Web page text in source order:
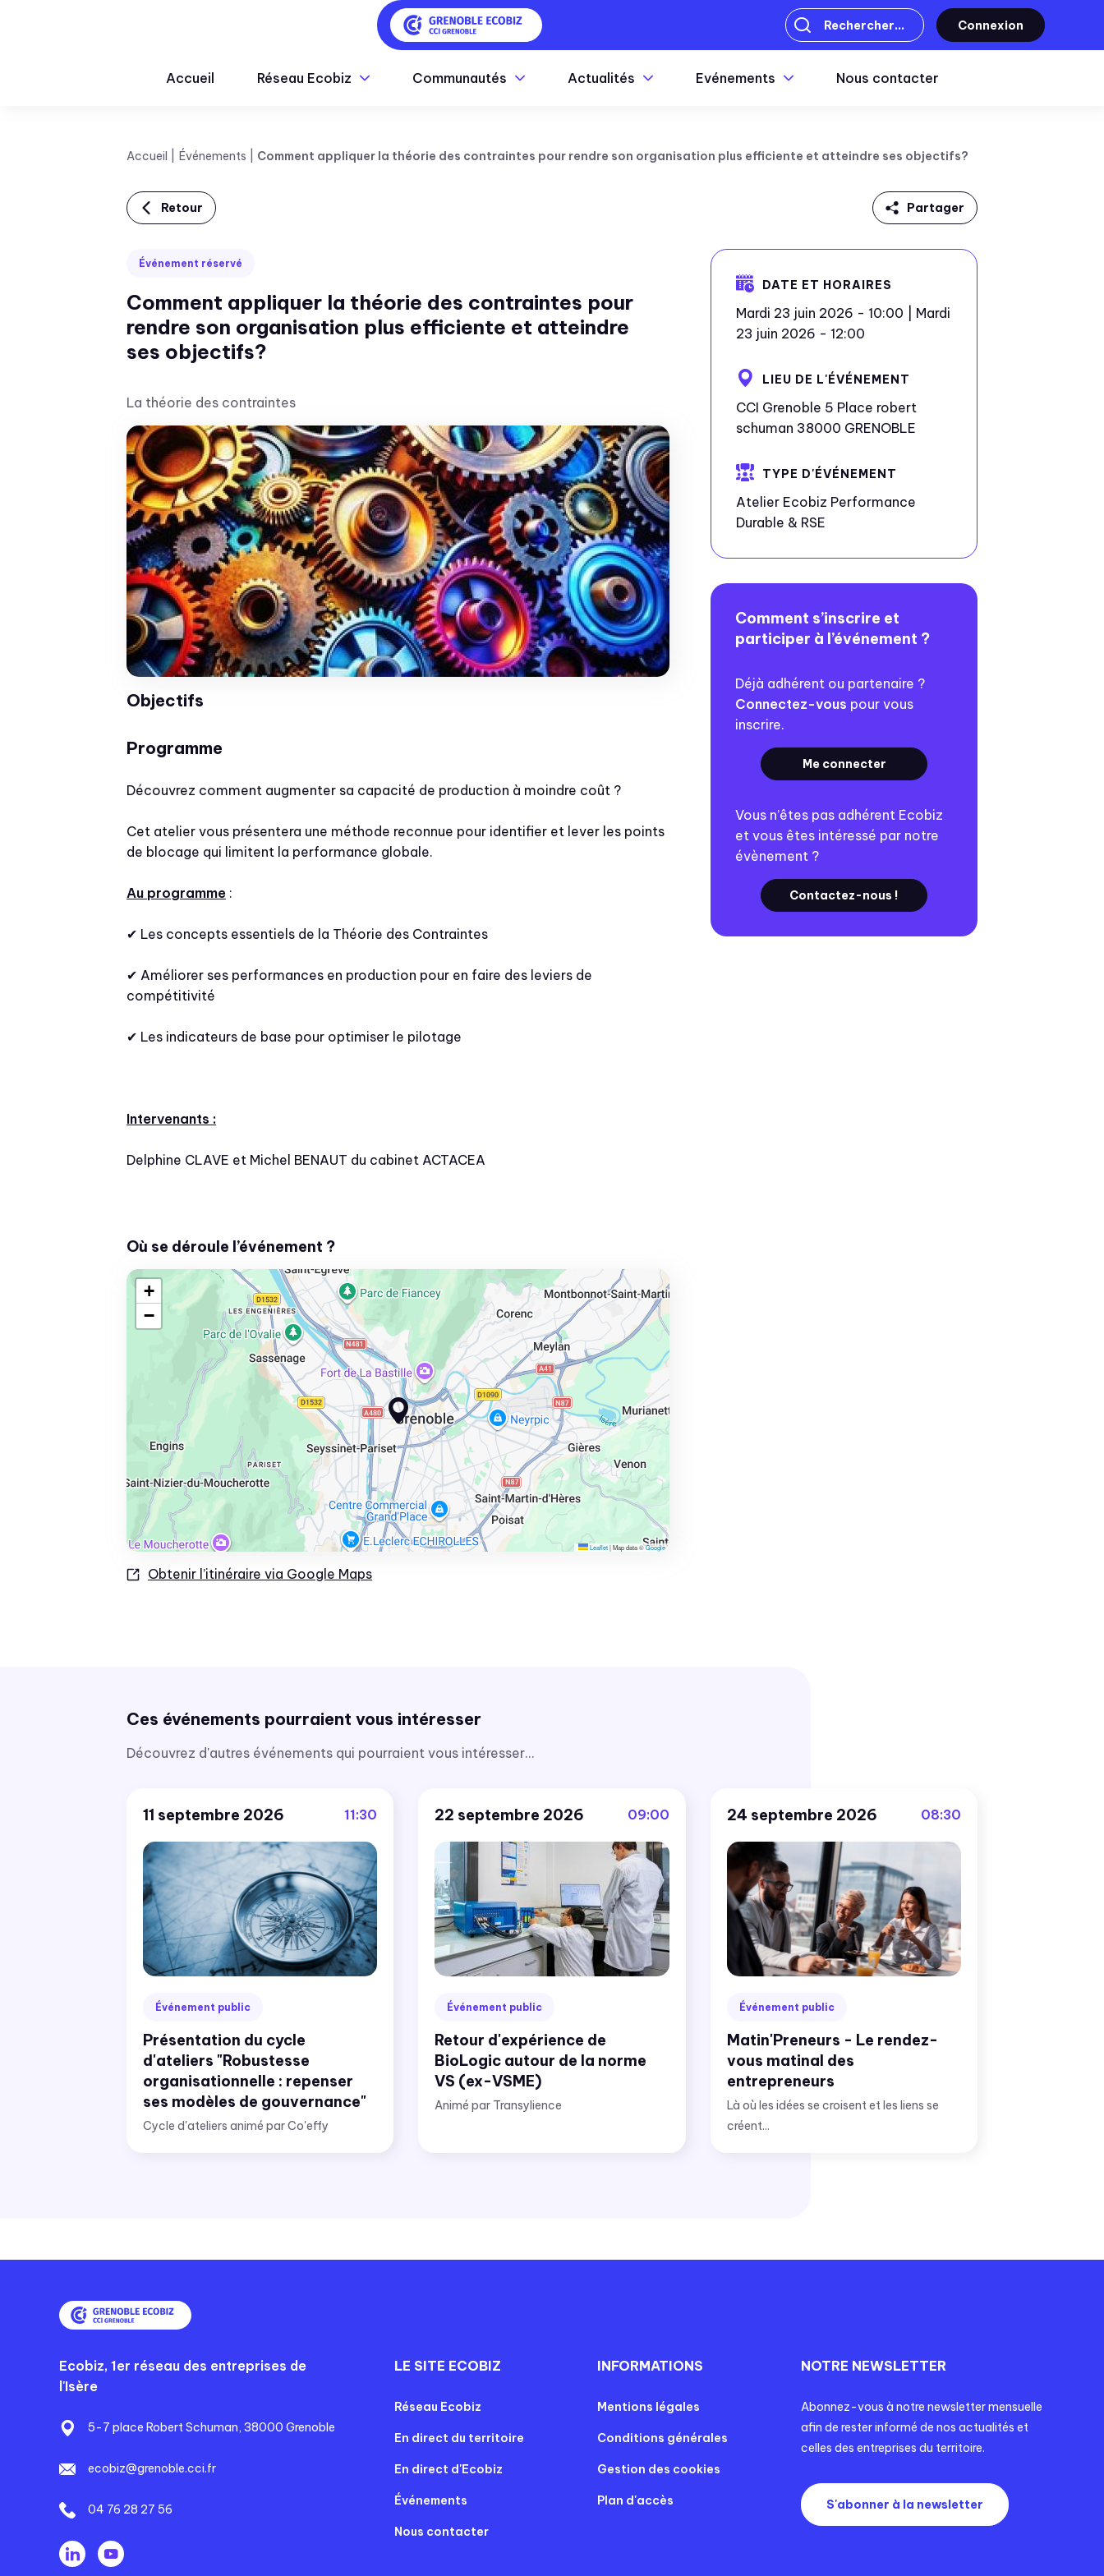
Connexion
Accueil Réseau Ecobiz Communautés Actualités Evénements Nous contacter
Accueil Événements Comment appliquer la théorie des contraintes pour rendre son organisation plus efficiente et atteindre ses objectifs?
Retour Partager
Twitter
Événement réservé
Comment appliquer la théorie des contraintes pour
rendre son organisation plus efficiente et atteindre
ses objectifs?
La théorie des contraintes
Objectifs
Programme
Découvrez comment augmenter sa capacité de production à moindre coût ?
Cet atelier vous présentera une méthode reconnue pour identifier et lever les points
de blocage qui limitent la performance globale.
Au programme :
✔ Les concepts essentiels de la Théorie des Contraintes
✔ Améliorer ses performances en production pour en faire des leviers de
compétitivité
✔ Les indicateurs de base pour optimiser le pilotage
Intervenants :
Delphine CLAVE et Michel BENAUT du cabinet ACTACEA
Où se déroule l’événement ?
+
−
Leaflet|Map data ©Google
Obtenir l’itinéraire via Google Maps
DATE ET HORAIRES
Mardi 23 juin 2026 - 10:00 | Mardi
23 juin 2026 - 12:00
LIEU DE L'ÉVÉNEMENT
CCI Grenoble 5 Place robert
schuman 38000 GRENOBLE
TYPE D'ÉVÉNEMENT
Atelier Ecobiz Performance
Durable & RSE
Comment s’inscrire et
participer à l’événement ?
Déjà adhérent ou partenaire ?
Connectez-vous pour vous
inscrire.
Me connecter
Vous n’êtes pas adhérent Ecobiz
et vous êtes intéressé par notre
évènement ?
Contactez-nous !
Ces événements pourraient vous intéresser
Découvrez d'autres événements qui pourraient vous intéresser...
11 septembre 2026 11:30
Événement public
Présentation du cycle
d'ateliers "Robustesse
organisationnelle : repenser
ses modèles de gouvernance"
Cycle d'ateliers animé par Co'effy
22 septembre 2026 09:00
Événement public
Retour d'expérience de
BioLogic autour de la norme
VS (ex-VSME)
Animé par Transylience
24 septembre 2026 08:30
Événement public
Matin'Preneurs - Le rendez-
vous matinal des
entrepreneurs
Là où les idées se croisent et les liens se
créent...
Ecobiz, 1er réseau des entreprises de
l'Isère
5-7 place Robert Schuman, 38000 Grenoble
ecobiz@grenoble.cci.fr
04 76 28 27 56
LE SITE ECOBIZ
Réseau Ecobiz
En direct du territoire
En direct d'Ecobiz
Événements
Nous contacter
INFORMATIONS
Mentions légales
Conditions générales
Gestion des cookies
Plan d'accès
NOTRE NEWSLETTER
Abonnez-vous à notre newsletter mensuelle
afin de rester informé de nos actualités et
celles des entreprises du territoire.
S'abonner à la newsletter